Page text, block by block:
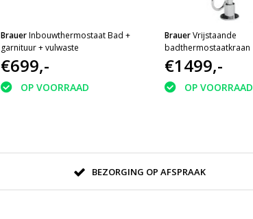
BrauerInbouwthermostaat Bad +
garnituur + vulwaste
€699,-
OP VOORRAAD
BrauerVrijstaande
badthermostaatkraan
€1499,-
OP VOORRAAD
BEZORGING OP AFSPRAAK